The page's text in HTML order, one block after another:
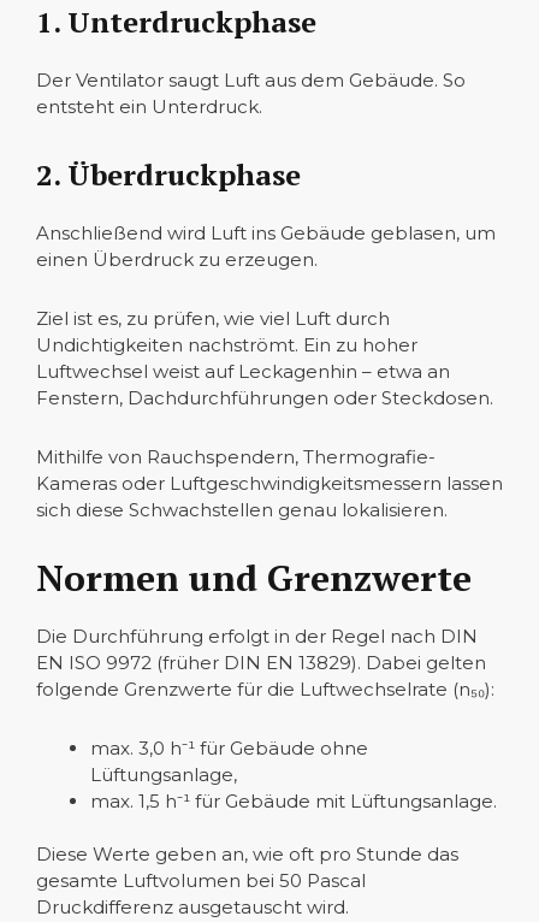
1. Unterdruckphase
Der Ventilator saugt Luft aus dem Gebäude. So
entsteht ein Unterdruck.
2. Überdruckphase
Anschließend wird Luft ins Gebäude geblasen, um
einen Überdruck zu erzeugen.
Ziel ist es, zu prüfen, wie viel Luft durch
Undichtigkeiten nachströmt. Ein zu hoher
Luftwechsel weist auf Leckagenhin – etwa an
Fenstern, Dachdurchführungen oder Steckdosen.
Mithilfe von Rauchspendern, Thermografie-
Kameras oder Luftgeschwindigkeitsmessern lassen
sich diese Schwachstellen genau lokalisieren.
Normen und Grenzwerte
Die Durchführung erfolgt in der Regel nach DIN
EN ISO 9972 (früher DIN EN 13829). Dabei gelten
folgende Grenzwerte für die Luftwechselrate (n₅₀):
max. 3,0 h⁻¹ für Gebäude ohne
Lüftungsanlage,
max. 1,5 h⁻¹ für Gebäude mit Lüftungsanlage.
Diese Werte geben an, wie oft pro Stunde das
gesamte Luftvolumen bei 50 Pascal
Druckdifferenz ausgetauscht wird.